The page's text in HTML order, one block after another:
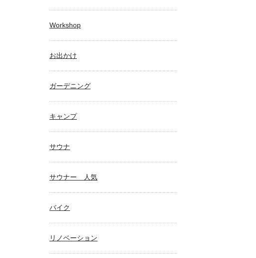
Workshop
お出かけ
ガーデニング
キャンプ
サウナ
サウナー 人気
バイク
リノベーション